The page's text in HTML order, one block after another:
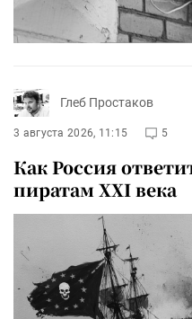
Глеб Простаков
3 августа 2026, 11:15 5
Как Россия
пиратам XXI века